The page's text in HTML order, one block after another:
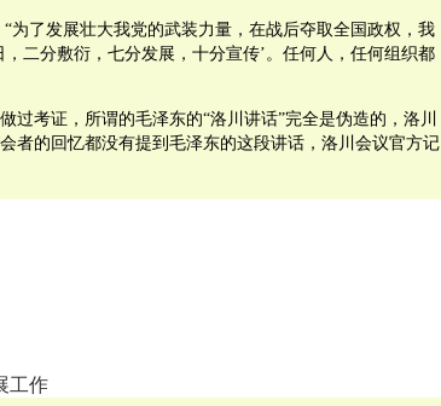
为了发展壮大我党的武装力量，在战后夺取全国政权，我
二分敷衍，七分发展，十分宣传’。任何人，任何组织都
过考证，所谓的毛泽东的“洛川讲话”完全是伪造的，洛川
者的回忆都没有提到毛泽东的这段讲话，洛川会议官方记
工作